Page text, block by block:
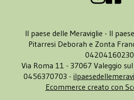
Il paese delle Meraviglie - Il
Pitarresi Deborah e Zonta
04204160230
Via Roma 11 - 37067 Valeggio
0456370703 -
Ecommerce creato con